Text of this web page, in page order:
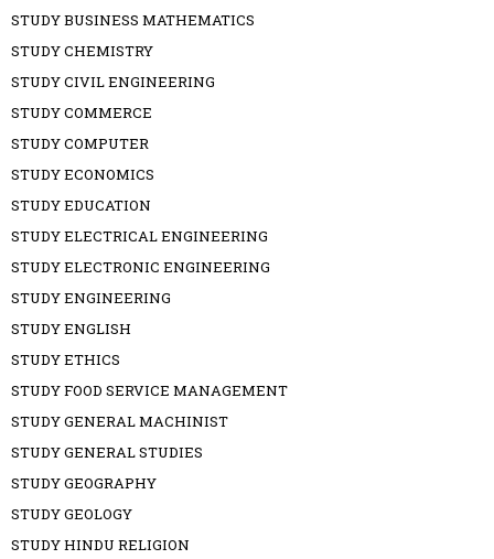
STUDY BUSINESS MATHEMATICS
STUDY CHEMISTRY
STUDY CIVIL ENGINEERING
STUDY COMMERCE
STUDY COMPUTER
STUDY ECONOMICS
STUDY EDUCATION
STUDY ELECTRICAL ENGINEERING
STUDY ELECTRONIC ENGINEERING
STUDY ENGINEERING
STUDY ENGLISH
STUDY ETHICS
STUDY FOOD SERVICE MANAGEMENT
STUDY GENERAL MACHINIST
STUDY GENERAL STUDIES
STUDY GEOGRAPHY
STUDY GEOLOGY
STUDY HINDU RELIGION